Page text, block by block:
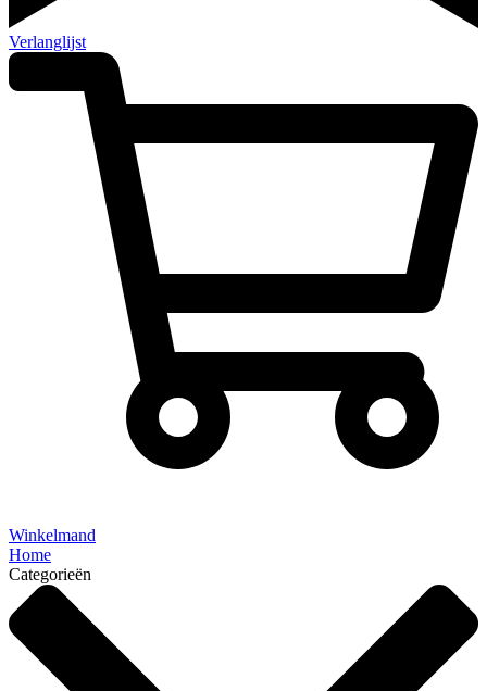
Verlanglijst
Winkelmand
Home
Categorieën